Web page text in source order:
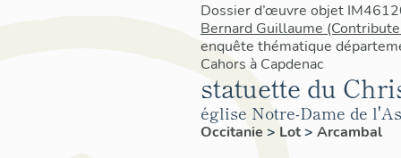
Dossier d’œuvre objet
Bernard Guillaume
enquête thématique
Cahors à Capdenac
statuette du
église Notre-Dame de
Occitanie > Lot> Arcambal